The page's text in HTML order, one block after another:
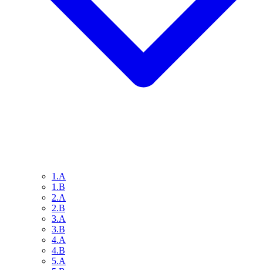
1.A
1.B
2.A
2.B
3.A
3.B
4.A
4.B
5.A